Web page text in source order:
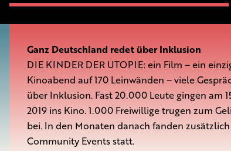
Ganz Deutschland redet über Inklusion
DIE KINDER DER UTOPIE: ein Film – ein
Kinoabend auf 170 Leinwänden – viele
über Inklusion. Fast 20.000 Leute gingen am
2019 ins Kino. 1.000 Freiwillige trugen zum
bei. In den Monaten danach fanden
Community Events statt.